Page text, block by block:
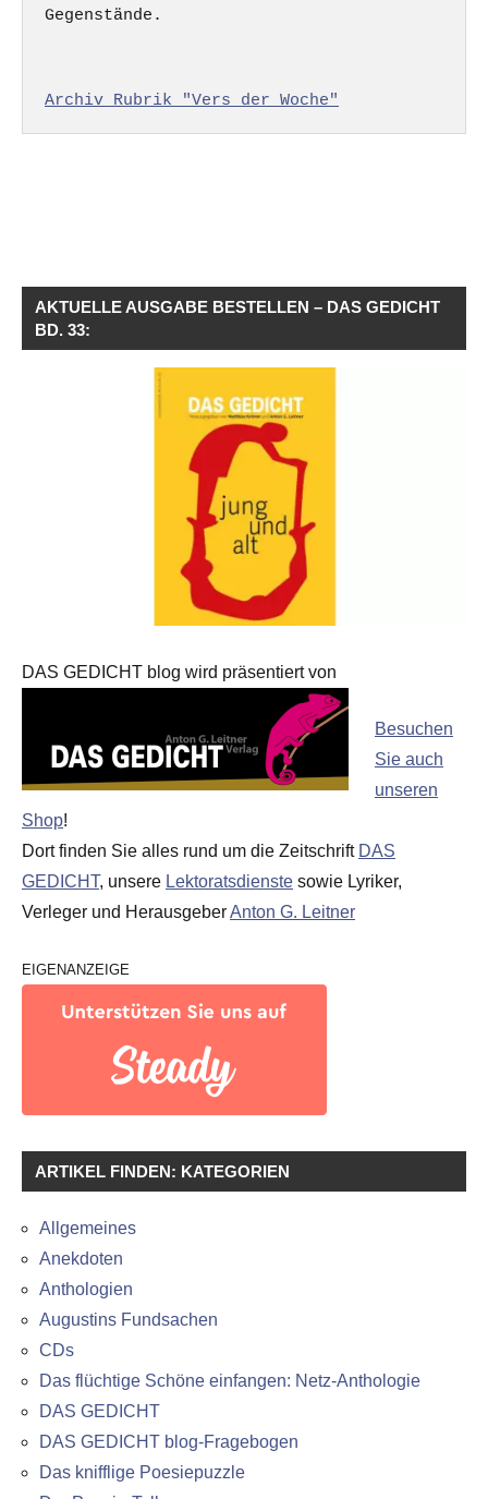
Gegenstände.
Archiv Rubrik "Vers der Woche"
AKTUELLE AUSGABE BESTELLEN – DAS GEDICHT
BD. 33:
DAS GEDICHT blog wird präsentiert von
Besuchen
Sie auch
unseren
Shop!
Dort finden Sie alles rund um die Zeitschrift DAS
GEDICHT, unsere Lektoratsdienste sowie Lyriker,
Verleger und HerausgeberAnton G. Leitner
EIGENANZEIGE
ARTIKEL FINDEN: KATEGORIEN
Allgemeines
Anekdoten
Anthologien
Augustins Fundsachen
CDs
Das flüchtige Schöne einfangen: Netz-Anthologie
DAS GEDICHT
DAS GEDICHT blog-Fragebogen
Das knifflige Poesiepuzzle